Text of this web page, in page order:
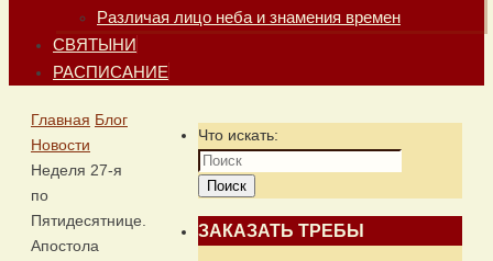
Различая лицо неба и знамения времен
СВЯТЫНИ
РАСПИСАНИЕ
Главная Блог
Новости
Неделя 27-я
по
Пятидесятнице.
Апостола
Что искать:
Поиск
ЗАКАЗАТЬ ТРЕБЫ